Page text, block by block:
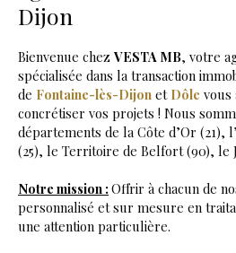
Dijon
Bienvenue chez VESTA MB, votre
spécialisée dans la transaction
de Fontaine-lès-Dijon et Dôle vous
concrétiser vos projets ! Nous
départements de la Côte d’Or (21),
(25), le Territoire de Belfort (90), le
Notre mission :Offrir à chacun de
personnalisé et sur mesure en
une attention particulière.